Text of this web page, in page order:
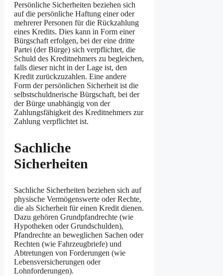
Persönliche Sicherheiten beziehen sich
auf die persönliche Haftung einer oder
mehrerer Personen für die Rückzahlung
eines Kredits. Dies kann in Form einer
Bürgschaft erfolgen, bei der eine dritte
Partei (der Bürge) sich verpflichtet, die
Schuld des Kreditnehmers zu begleichen,
falls dieser nicht in der Lage ist, den
Kredit zurückzuzahlen. Eine andere
Form der persönlichen Sicherheit ist die
selbstschuldnerische Bürgschaft, bei der
der Bürge unabhängig von der
Zahlungsfähigkeit des Kreditnehmers zur
Zahlung verpflichtet ist.
Sachliche
Sicherheiten
Sachliche Sicherheiten beziehen sich auf
physische Vermögenswerte oder Rechte,
die als Sicherheit für einen Kredit dienen.
Dazu gehören Grundpfandrechte (wie
Hypotheken oder Grundschulden),
Pfandrechte an beweglichen Sachen oder
Rechten (wie Fahrzeugbriefe) und
Abtretungen von Forderungen (wie
Lebensversicherungen oder
Lohnforderungen).